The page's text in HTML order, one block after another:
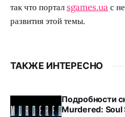
так что портал sgames.uaс
развития этой темы.
ТАКЖЕ ИНТЕРЕСНО
Подробности
Murdered: Soul